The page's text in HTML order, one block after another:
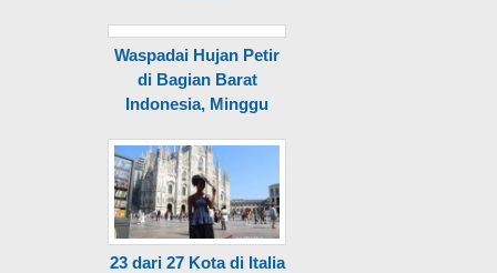
Waspadai Hujan Petir
di Bagian Barat
Indonesia, Minggu
23 dari 27 Kota di Italia